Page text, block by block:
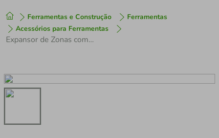
Ferramentas e Construção
Ferramentas
Acessórios para Ferramentas
Expansor de Zonas com Fio DS-PM1-I8O2-H Hikvision
1º tenis